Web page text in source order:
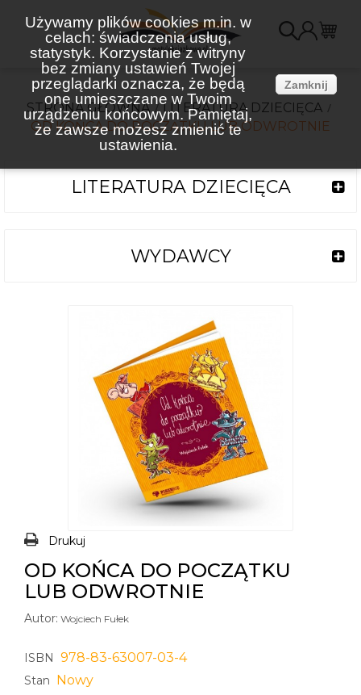
Używamy plików cookies m.in. w
celach: świadczenia usług,
statystyk. Korzystanie z witryny
bez zmiany ustawień Twojej
przeglądarki oznacza, że będą
one umieszczane w Twoim
urządzeniu końcowym. Pamiętaj,
że zawsze możesz zmienić te
ustawienia.
Zamknij
STRONA GŁÓWNA
LITERATURA DZIECIĘCA
OD KOŃCA DO POCZĄTKU LUB ODWROTNIE
LITERATURA DZIECIĘCA
WYDAWCY
Drukuj
OD KOŃCA DO POCZĄTKU
LUB ODWROTNIE
Autor: Wojciech Fułek
ISBN 978-83-63007-03-4
Stan Nowy